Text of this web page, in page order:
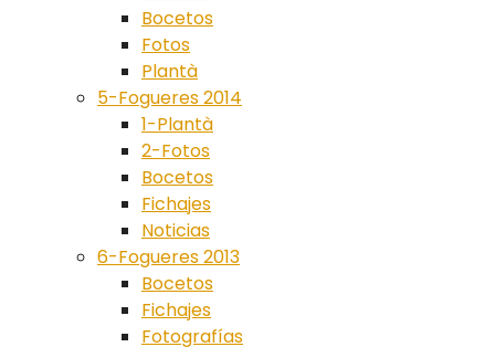
Bocetos
Fotos
Plantà
5-Fogueres 2014
1-Plantà
2-Fotos
Bocetos
Fichajes
Noticias
6-Fogueres 2013
Bocetos
Fichajes
Fotografías